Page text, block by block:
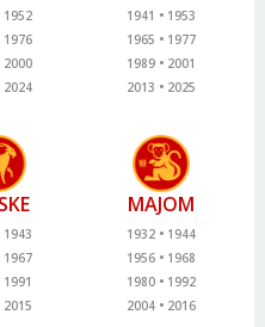
1952
1976
2000
2024
1941
1953
1965
1977
1989
2001
2013
2025
1943
1967
1991
2015
MAJOM
1932
1944
1956
1968
1980
1992
2004
2016